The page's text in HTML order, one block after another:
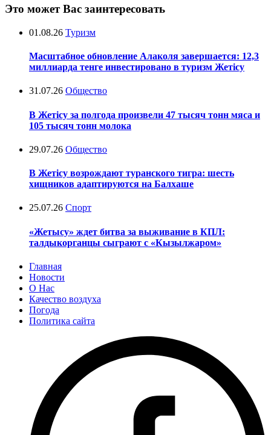
Это может Вас заинтересовать
01.08.26 Туризм
Масштабное обновление Алаколя завершается: 12,3
миллиарда тенге инвестировано в туризм Жетісу
31.07.26 Общество
В Жетісу за полгода произвели 47 тысяч тонн мяса и
105 тысяч тонн молока
29.07.26 Общество
В Жетісу возрождают туранского тигра: шесть
хищников адаптируются на Балхаше
25.07.26 Спорт
«Жетысу» ждет битва за выживание в КПЛ:
талдыкорганцы сыграют с «Кызылжаром»
Главная
Новости
О Нас
Качество воздуха
Погода
Политика сайта